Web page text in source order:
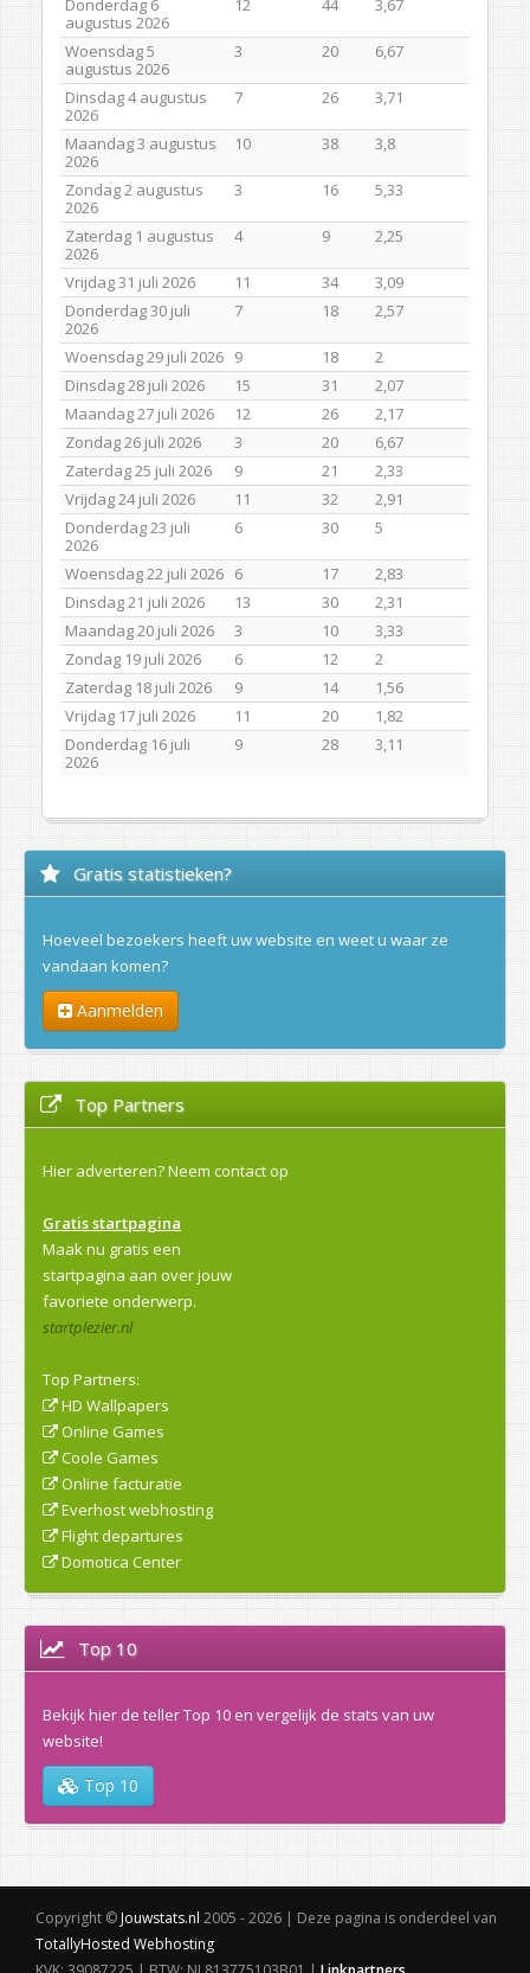
Donderdag 6
augustus 2026
12 44 3,67
Woensdag 5
augustus 2026
3 20 6,67
Dinsdag 4 augustus
2026
7 26 3,71
Maandag 3 augustus
2026
10 38 3,8
Zondag 2 augustus
2026
3 16 5,33
Zaterdag 1 augustus
2026
4 9 2,25
Vrijdag 31 juli 2026 11 34
3,09
Donderdag 30 juli
2026
7 18 2,57
Woensdag 29 juli 2026 9 18
2
Dinsdag 28 juli 2026
15 31
2,07
Maandag 27 juli 2026
12 26
2,17
Zondag 26 juli 2026
3 20
6,67
Zaterdag 25 juli 2026
9 21
2,33
Vrijdag 24 juli 2026
11 32
2,91
Donderdag 23 juli
2026
6 30 5
Woensdag 22 juli 2026 6 17
2,83
Dinsdag 21 juli 2026
13 30
2,31
Maandag 20 juli 2026
3 10
3,33
Zondag 19 juli 2026
6 12
2
Zaterdag 18 juli 2026
9 14
1,56
Vrijdag 17 juli 2026
11 20
1,82
Donderdag 16 juli
2026
9 28 3,11
Gratis statistieken?
Hoeveel bezoekers heeft uw website en weet u waar ze
vandaan komen?
Aanmelden
Top Partners
Hier adverteren?Neem contact op
Gratis startpagina
Maak nu gratis een
startpagina aan over jouw
favoriete onderwerp.
startplezier.nl
Top Partners:
HD Wallpapers
Online Games
Coole Games
Online facturatie
Everhost webhosting
Flight departures
Domotica Center
Top 10
Bekijk hier de teller Top 10 en vergelijk de stats van uw
website!
Top 10
Copyright © Jouwstats.nl 2005 - 2026 | Deze pagina is onderdeel van
TotallyHosted Webhosting